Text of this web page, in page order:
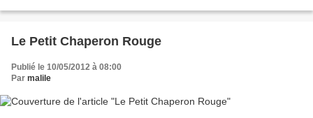
Le Petit Chaperon Rouge
Publié le 10/05/2012 à 08:00
Par malile